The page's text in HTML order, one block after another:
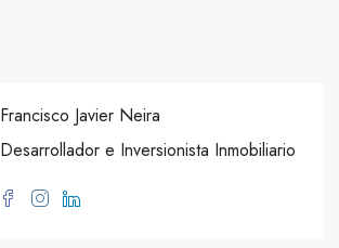
Francisco Javier Neira
Desarrollador e Inversionista Inmobiliario